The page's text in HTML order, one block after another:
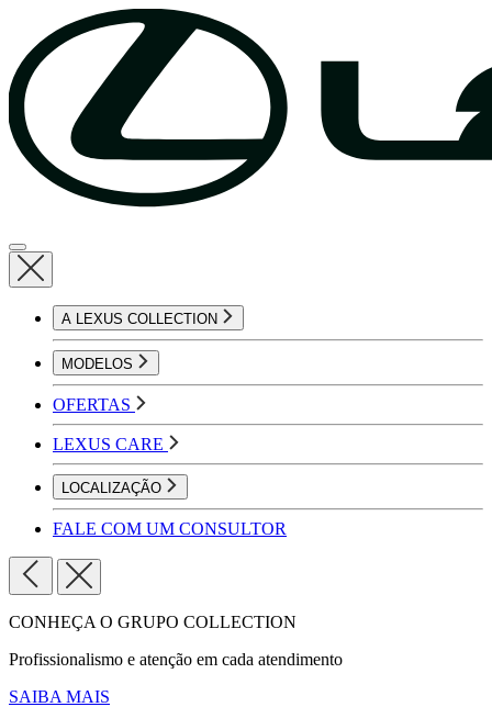
A LEXUS COLLECTION
MODELOS
OFERTAS
LEXUS CARE
LOCALIZAÇÃO
FALE COM UM CONSULTOR
CONHEÇA O GRUPO COLLECTION
Profissionalismo e atenção em cada atendimento
SAIBA MAIS